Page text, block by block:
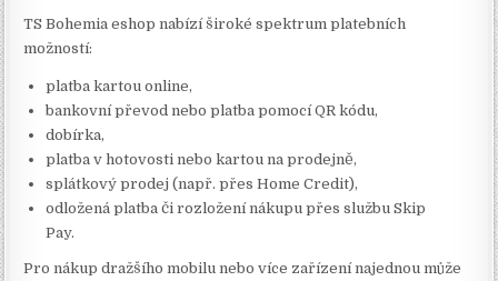
TS Bohemia eshop nabízí široké spektrum platebních
možností:
platba kartou online,
bankovní převod nebo platba pomocí QR kódu,
dobírka,
platba v hotovosti nebo kartou na prodejně,
splátkový prodej (např. přes Home Credit),
odložená platba či rozložení nákupu přes službu Skip
Pay.
Pro nákup dražšího mobilu nebo více zařízení najednou může